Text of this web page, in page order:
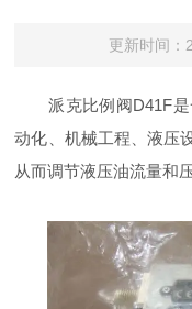
更新时间
派克比例阀D41F是
动化、机械工程、液压
从而调节液压油流量和